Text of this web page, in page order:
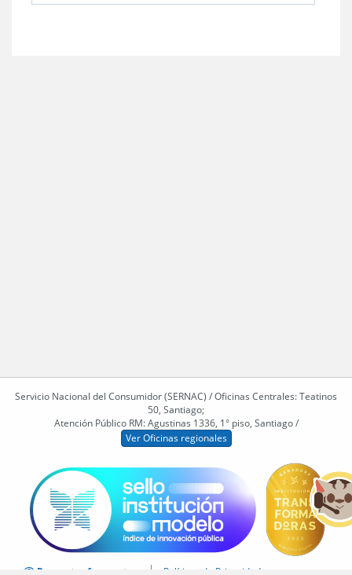
Servicio Nacional del Consumidor (SERNAC) / Oficinas Centrales: Teatinos
50, Santiago;
Atención Público RM: Agustinas 1336, 1° piso, Santiago /
Ver Oficinas regionales
Preguntas frecuentes Políticas de Privacidad